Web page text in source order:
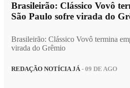
Brasileirão: Clássico Vovô
São Paulo sofre virada do
Brasileirão: Clássico Vovô termina
virada do Grêmio
REDAÇÃO NOTÍCIA JÁ - 09 DE AGO